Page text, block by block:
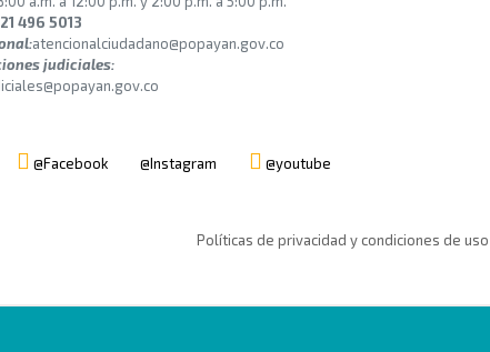
496 5013
atencionalciudadano@popayan.gov.co
judiciales:
@Facebook @Instagram @youtube
Políticas de privacidad y condiciones de uso